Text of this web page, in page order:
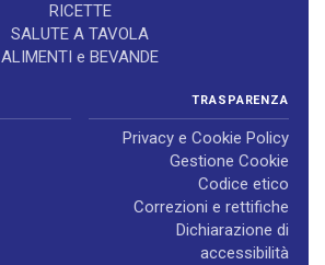
RICETTE
SALUTE A TAVOLA
ALIMENTI e BEVANDE
TRASPARENZA
Privacy e Cookie Policy
Gestione Cookie
Codice etico
Correzioni e rettifiche
Dichiarazione di
accessibilità